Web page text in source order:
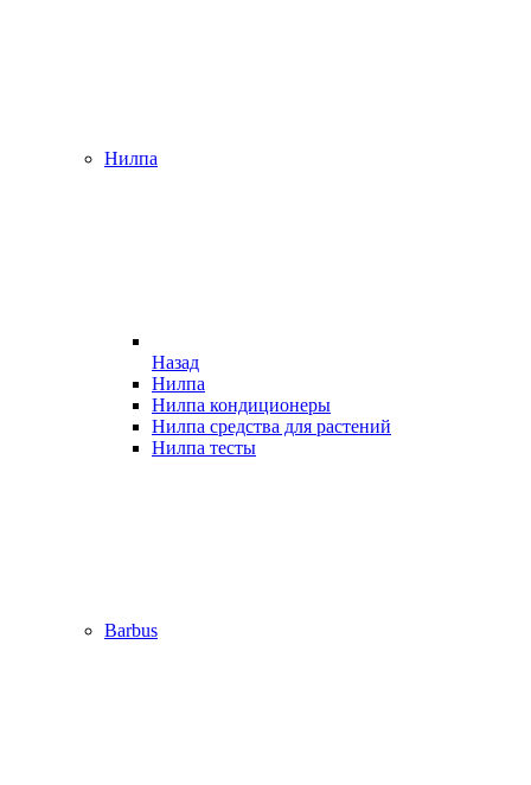
Нилпа
Назад
Нилпа
Нилпа кондиционеры
Нилпа средства для растений
Нилпа тесты
Barbus